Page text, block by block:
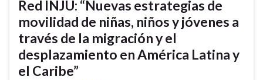
Red INJU: “Nuevas estrategias de
movilidad de niñas, niños y jóvenes a
través de la migración y el
desplazamiento en América Latina y
el Caribe”